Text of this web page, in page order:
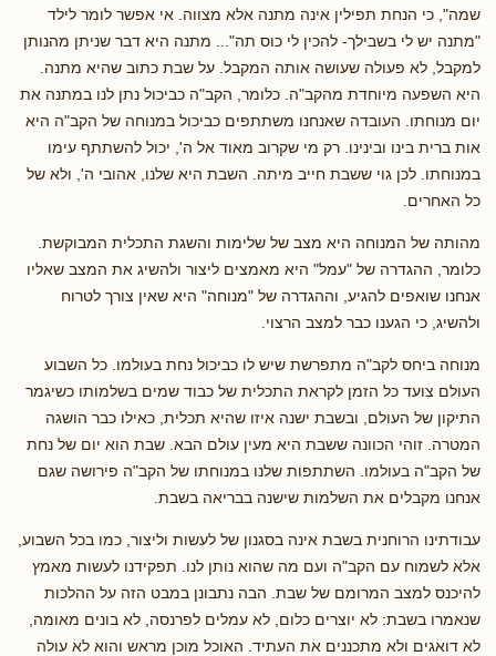
שמה", כי הנחת תפילין אינה מתנה אלא מצווה. אי אפשר לומר לילד
"מתנה יש לי בשבילך- להכין לי כוס תה"... מתנה היא דבר שניתן מהנותן
למקבל, לא פעולה שעושה אותה המקבל. על שבת כתוב שהיא מתנה.
היא השפעה מיוחדת מהקב"ה. כלומר, הקב"ה כביכול נתן לנו במתנה את
יום מנוחתו. העובדה שאנחנו משתתפים כביכול במנוחה של הקב"ה היא
אות ברית בינו ובינינו. רק מי שקרוב מאוד אל ה', יכול להשתתף עימו
במנוחתו. לכן גוי ששבת חייב מיתה. השבת היא שלנו, אהובי ה', ולא של
כל האחרים.
מהותה של המנוחה היא מצב של שלימות והשגת התכלית המבוקשת.
כלומר, ההגדרה של "עמל" היא מאמצים ליצור ולהשיג את המצב שאליו
אנחנו שואפים להגיע, וההגדרה של "מנוחה" היא שאין צורך לטרוח
ולהשיג, כי הגענו כבר למצב הרצוי.
מנוחה ביחס לקב"ה מתפרשת שיש לו כביכול נחת בעולמו. כל השבוע
העולם צועד כל הזמן לקראת התכלית של כבוד שמים בשלמותו כשיגמר
התיקון של העולם, ובשבת ישנה איזו שהיא תכלית, כאילו כבר הושגה
המטרה. זוהי הכוונה ששבת היא מעין עולם הבא. שבת הוא יום של נחת
של הקב"ה בעולמו. השתתפות שלנו במנוחתו של הקב"ה פירושה שגם
אנחנו מקבלים את השלמות שישנה בבריאה בשבת.
עבודתינו הרוחנית בשבת אינה בסגנון של לעשות וליצור, כמו בכל השבוע,
אלא לשמוח עם הקב"ה ועם מה שהוא נותן לנו. תפקידנו לעשות מאמץ
להיכנס למצב המרומם של שבת. הבה נתבונן במבט הזה על ההלכות
שנאמרו בשבת: לא יוצרים כלום, לא עמלים לפרנסה, לא בונים מאומה,
לא דואגים ולא מתכננים את העתיד. האוכל מוכן מראש והוא לא עולה